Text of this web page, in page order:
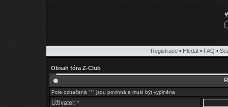
Registrace • Hledat • FAQ •
Obsah fóra Z-Club
Pole označená "*" jsou povinná a musí být vyplněna
Uživatel: *